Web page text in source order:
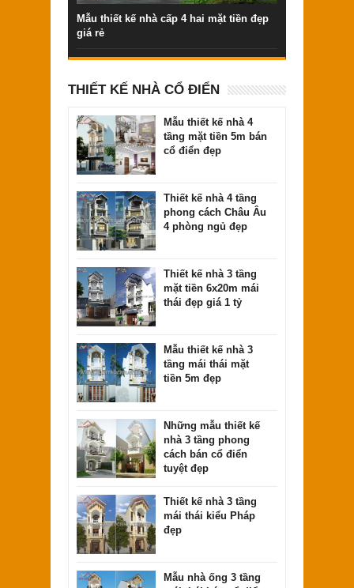
Mẫu thiết kế nhà cấp 4 hai mặt tiền đẹp
giá rẻ
THIẾT KẾ NHÀ CỔ ĐIỂN
Mẫu thiết kế nhà 4
tầng mặt tiền 5m bán
cổ điển đẹp
Thiết kế nhà 4 tầng
phong cách Châu Âu
4 phòng ngủ đẹp
Thiết kế nhà 3 tầng
mặt tiền 6x20m mái
thái đẹp giá 1 tỷ
Mẫu thiết kế nhà 3
tầng mái thái mặt
tiền 5m đẹp
Những mẫu thiết kế
nhà 3 tầng phong
cách bán cổ điển
tuyệt đẹp
Thiết kế nhà 3 tầng
mái thái kiểu Pháp
đẹp
Mẫu nhà ống 3 tầng